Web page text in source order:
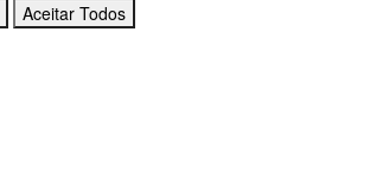
Aceitar Todos